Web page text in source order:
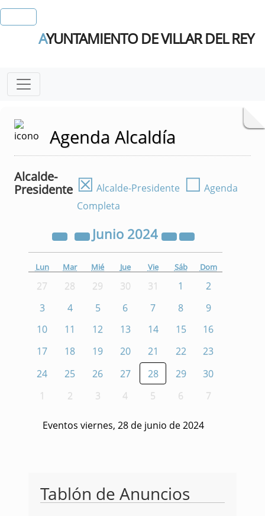
AYUNTAMIENTO DE VILLAR DEL REY
Agenda Alcaldía
Alcalde-
Presidente ☒ Alcalde-Presidente ☐ Agenda
Completa
Junio 2024
Lun Mar Mié Jue Vie Sáb Dom
27 28 29 30 31 1
2
3
4 5 6 7 8
9
10
11 12 13 14 15
16
17
18 19 20 21 22
23
24
25 26 27 28 29
30
1
2 3 4 5 6 7
Eventos viernes, 28 de junio de 2024
Tablón de Anuncios